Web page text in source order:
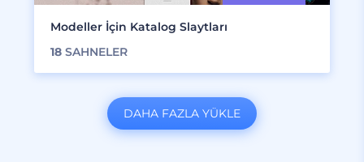
Modeller İçin Katalog Slaytları
18 SAHNELER
DAHA FAZLA YÜKLE